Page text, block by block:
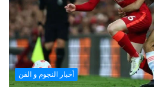
أخبار النجوم و الفن